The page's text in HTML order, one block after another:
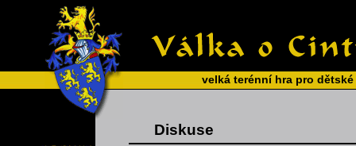
velká terénní hra pro
Diskuse